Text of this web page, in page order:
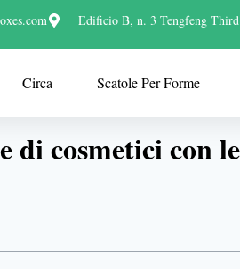
Edificio B, n. 3 Tengfeng
Circa Scatole Per Forme
di cosmetici con